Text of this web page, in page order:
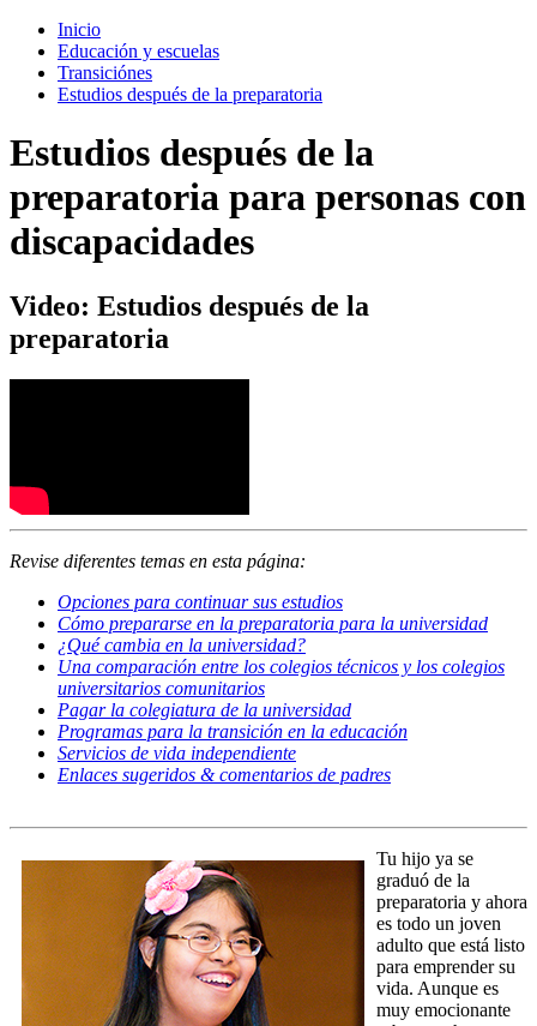
Inicio
Educación y escuelas
Transiciónes
Estudios después de la preparatoria
Estudios después de la
preparatoria para personas con
discapacidades
Video: Estudios después de la
preparatoria
Revise diferentes temas en esta página:
Opciones para continuar sus estudios
Cómo prepararse en la preparatoria para la universidad
¿Qué cambia en la universidad?
Una comparación entre los colegios técnicos y los colegios
universitarios comunitarios
Pagar la colegiatura de la universidad
Programas para la transición en la educación
Servicios de vida independiente
Enlaces sugeridos & comentarios de padres
Tu hijo ya se
graduó de la
preparatoria y ahora
es todo un joven
adulto que está listo
para emprender su
vida. Aunque es
muy emocionante